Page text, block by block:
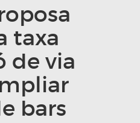
taxa
de via
bars